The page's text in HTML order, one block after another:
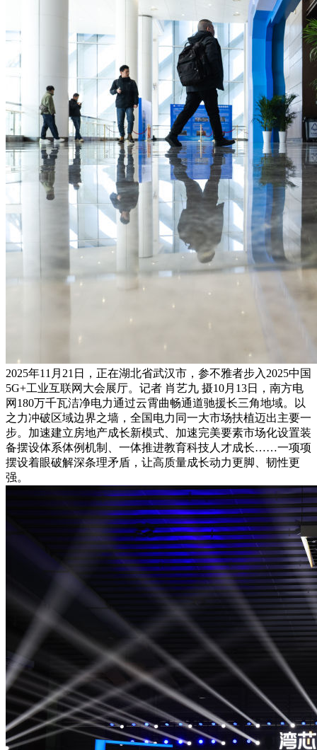
2025年11月21日，正在湖北省武汉市，参不雅者步入2025中国
5G+工业互联网大会展厅。记者 肖艺九 摄10月13日，南方电
网180万千瓦洁净电力通过云霄曲畅通道驰援长三角地域。以
之力冲破区域边界之墙，全国电力同一大市场扶植迈出主要一
步。加速建立房地产成长新模式、加速完美要素市场化设置装
备摆设体系体例机制、一体推进教育科技人才成长……一项项
摆设着眼破解深条理矛盾，让高质量成长动力更脚、韧性更
强。